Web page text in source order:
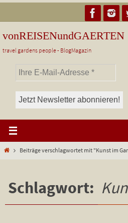
Inhalt
springen
vonREISENundGAERTEN
travel gardens people - BlogMagazin
StartBeiträge verschlagwortet mit "Kunst im
Schlagwort: